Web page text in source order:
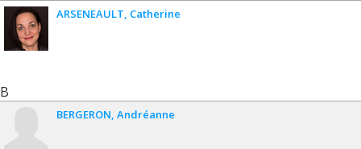
ARSENEAULT Catherine
B
BERGERON Andréanne